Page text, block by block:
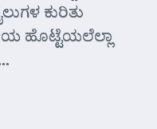
ಕುರಿತು
ಹೊಟ್ಟೆಯಲೆಲ್ಲಾ